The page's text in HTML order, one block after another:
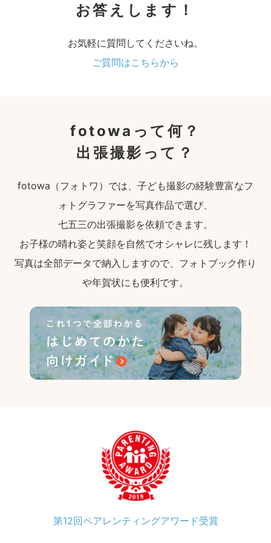
お答えします！
お気軽に質問してくださいね。
ご質問はこちらから
fotowaって何？
出張撮影って？
fotowa（フォトワ）では、子ども撮影の経験豊富なフ
ォトグラファーを写真作品で選び、
七五三の出張撮影を依頼できます。
お子様の晴れ姿と笑顔を自然でオシャレに残します！
写真は全部データで納入しますので、フォトブック作り
や年賀状にも便利です。
第12回ペアレンティングアワード受賞